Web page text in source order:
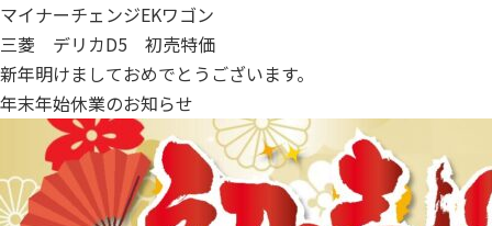
マイナーチェンジEKワゴン
三菱 デリカD5 初売特価
新年明けましておめでとうございます。
年末年始休業のお知らせ